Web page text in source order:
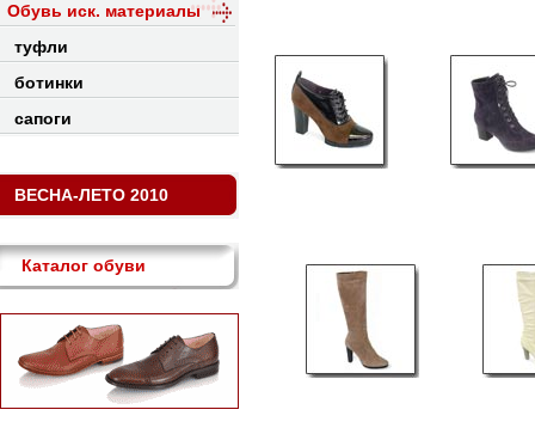
Обувь иск. материалы
туфли
ботинки
сапоги
ВЕСНА-ЛЕТО 2010
Каталог обуви